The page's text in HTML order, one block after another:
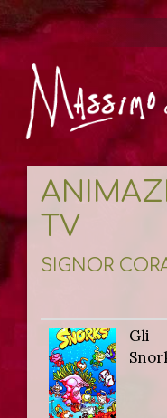
TV
SIGNOR
Gli